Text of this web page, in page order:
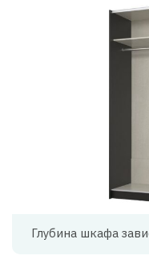
Глубина шкафа